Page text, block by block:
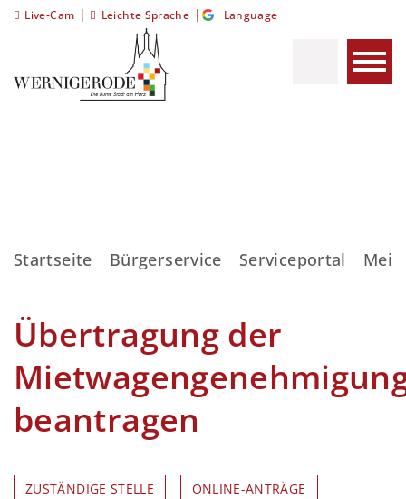
Live-Cam | Leichte Sprache | Language
Startseite Bürgerservice Serviceportal
Übertragung der
beantragen
ZUSTÄNDIGE STELLE ONLINE-ANTRÄGE